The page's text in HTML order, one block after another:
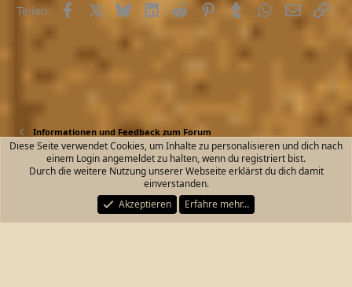
Teilen: FacebookX (Twitter)
BlueskyLinkedInReddit PinterestTumblrWhatsApp
E-MailLink
Informationen und Feedback zum Forum
Kontakt Nutzungsbedingungen
Datenschutz
Start
R
S
Community platform by XenForo® © 2010-2026 XenForo Ltd.
Diese Seite verwendet Cookies, um Inhalte zu personalisieren und dich nach
einem Login angemeldet zu halten, wenn du registriert bist.
Durch die weitere Nutzung unserer Webseite erklärst du dich damit
einverstanden.
Akzeptieren
Erfahre mehr…